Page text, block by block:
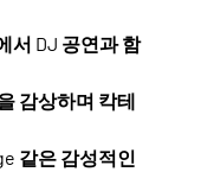
서 DJ 공연과 함
감상하며 칵테
같은 감성적인